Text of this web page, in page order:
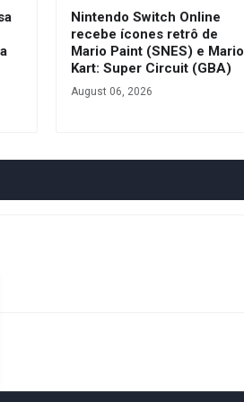
Nintendo Switch Online
recebe ícones retrô de
Mario Paint (SNES) e Mario
Kart: Super Circuit (GBA)
August 06, 2026